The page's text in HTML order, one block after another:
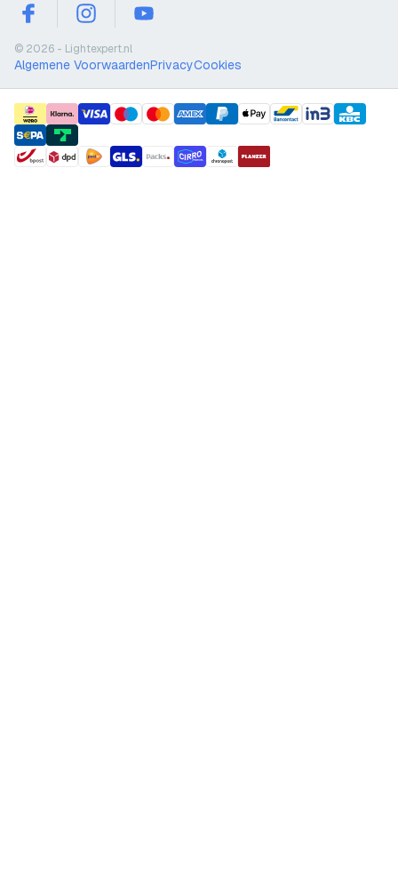
facebookinstagramyoutube
© 2026 - Lightexpert.nl
Algemene VoorwaardenPrivacyCookies
payment methods
shipment methods